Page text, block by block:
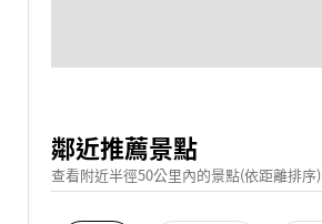
鄰近推薦景點
查看附近半徑50公里內的景點(依距離排序)